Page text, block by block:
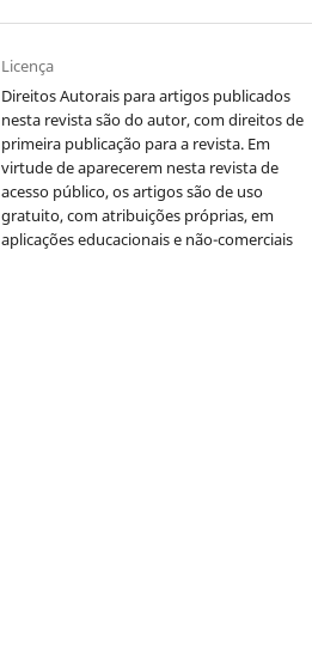
Licença
Direitos Autorais para artigos publicados
nesta revista são do autor, com direitos de
primeira publicação para a revista. Em
virtude de aparecerem nesta revista de
acesso público, os artigos são de uso
gratuito, com atribuições próprias, em
aplicações educacionais e não-comerciais